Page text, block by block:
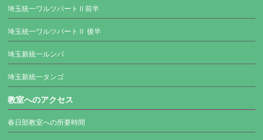
埼玉統一ワルツパートⅡ前半
埼玉統一ワルツパートⅡ 後半
埼玉新統一ルンバ
埼玉新統一タンゴ
教室へのアクセス
春日部教室への所要時間